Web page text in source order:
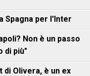
Spagna per l'Inter
Non è un passo
di più"
di Olivera, è un ex